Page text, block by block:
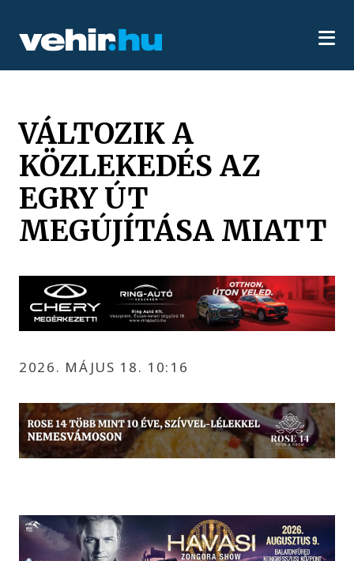
VÁLTOZIK A
KÖZLEKEDÉS AZ
EGRY ÚT
MEGÚJÍTÁSA MIATT
2026. MÁJUS 18. 10:16